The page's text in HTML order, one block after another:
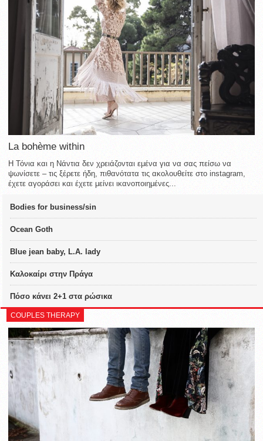
La bohème within
Η Τόνια και η Νάντια δεν χρειάζονται εμένα για να σας πείσω να
ψωνίσετε – τις ξέρετε ήδη, πιθανότατα τις ακολουθείτε στο instagram,
έχετε αγοράσει και έχετε μείνει ικανοποιημένες...
Bodies for business/sin
Ocean Goth
Blue jean baby, L.A. lady
Καλοκαίρι στην Πράγα
Πόσο κάνει 2+1 στα ρώσικα
COUPLES THERAPY